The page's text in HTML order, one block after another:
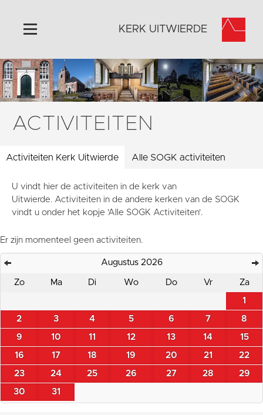
Home
Algemeen
Historie
Activiteiten
Contact
Vaktaal
KERK UITWIERDE
ACTIVITEITEN
Activiteiten Kerk Uitwierde Alle SOGK activiteiten
U vindt hier de activiteiten in de kerk van
Uitwierde. Activiteiten in de andere kerken van de SOGK
vindt u onder het kopje 'Alle SOGK Activiteiten'.
Er zijn momenteel geen activiteiten.
Augustus 2026
Zo Ma Di Wo Do Vr Za
1
2 3 4 5 6 7 8
9 10 11 12 13 14 15
16 17 18 19 20 21 22
23 24 25 26 27 28 29
30 31